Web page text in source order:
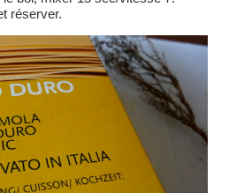
réserver.